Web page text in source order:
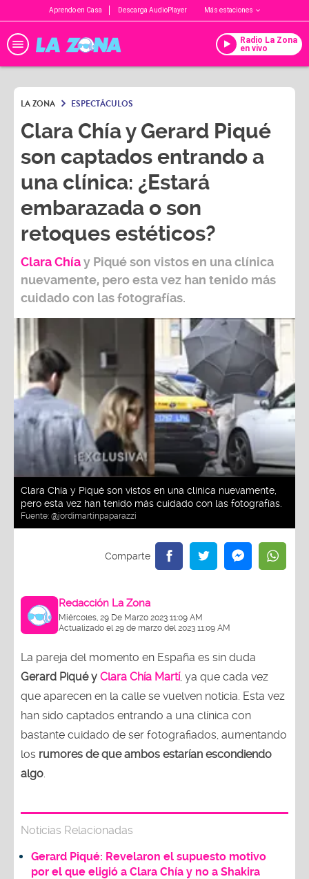
Aprendo en Casa Descarga AudioPlayer Más estaciones
Radio La Zona
en vivo
LA ZONA ESPECTÁCULOS
Clara Chía y Gerard Piqué
son captados entrando a
una clínica: ¿Estará
embarazada o son
retoques estéticos?
Clara Chíay Piqué son vistos en una clínica
nuevamente, pero esta vez han tenido más
cuidado con las fotografías.
Clara Chía y Piqué son vistos en una clínica nuevamente,
pero esta vez han tenido más cuidado con las fotografías.
Fuente: @jordimartinpaparazzi
Redacción La Zona
Miércoles, 29 De Marzo 2023 11:09 AM
Actualizado el 29 de marzo del 2023 11:09 AM
La pareja del momento en España es sin duda
Gerard Piqué y Clara Chía Martí, ya que cada vez
que aparecen en la calle se vuelven noticia. Esta vez
han sido captados entrando a una clínica con
bastante cuidado de ser fotografiados, aumentando
los rumores de que ambos estarían escondiendo
algo
Noticias Relacionadas
Gerard Piqué: Revelaron el supuesto motivo
por el que eligió a Clara Chía y no a Shakira